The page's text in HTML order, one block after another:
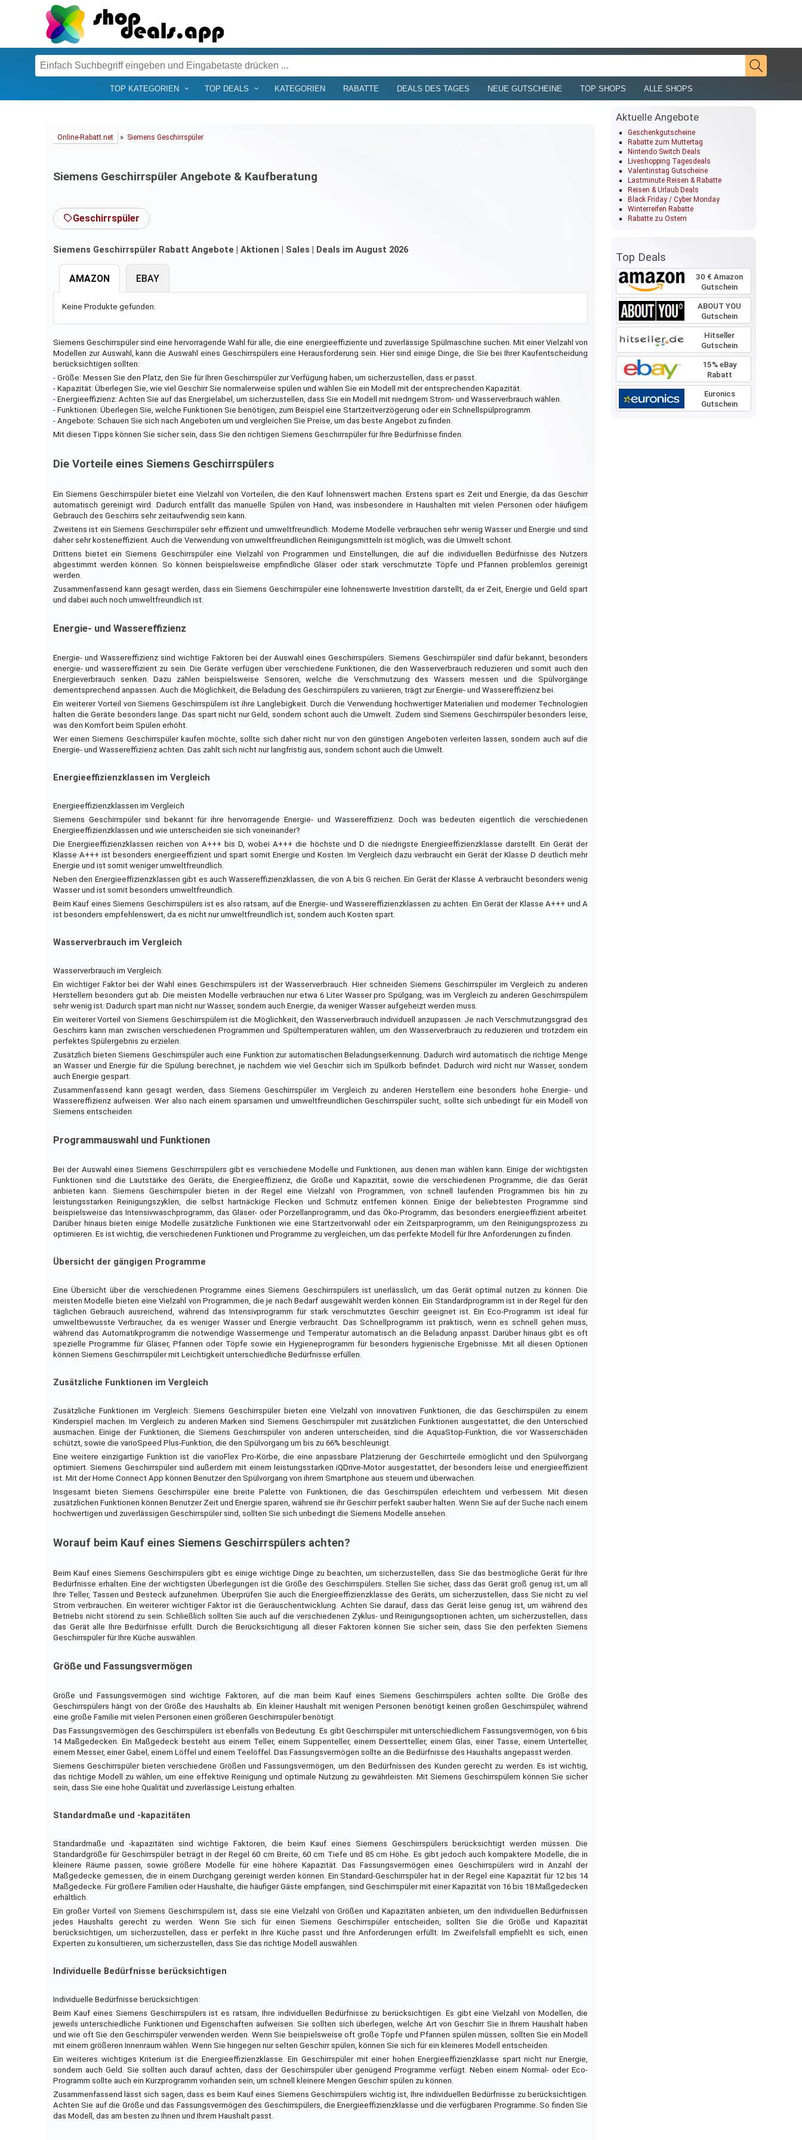
TOP KATEGORIEN TOP DEALS KATEGORIEN RABATTE DEALS DES TAGES NEUE GUTSCHEINE TOP SHOPS ALLE SHOPS
Online-Rabatt.net » Siemens Geschirrspüler
Siemens Geschirrspüler Angebote & Kaufberatung
Geschirrspüler
Siemens Geschirrspüler Rabatt Angebote | Aktionen | Sales | Deals im August 2026
AMAZON
Keine Produkte gefunden.
EBAY
Siemens Geschirrspüler sind eine hervorragende Wahl für alle, die eine energieeffiziente und zuverlässige Spülmaschine suchen. Mit einer Vielzahl von
Modellen zur Auswahl, kann die Auswahl eines Geschirrspülers eine Herausforderung sein. Hier sind einige Dinge, die Sie bei Ihrer Kaufentscheidung
berücksichtigen sollten:
- Größe: Messen Sie den Platz, den Sie für Ihren Geschirrspüler zur Verfügung haben, um sicherzustellen, dass er passt.
- Kapazität: Überlegen Sie, wie viel Geschirr Sie normalerweise spülen und wählen Sie ein Modell mit der entsprechenden Kapazität.
- Energieeffizienz: Achten Sie auf das Energielabel, um sicherzustellen, dass Sie ein Modell mit niedrigem Strom- und Wasserverbrauch wählen.
- Funktionen: Überlegen Sie, welche Funktionen Sie benötigen, zum Beispiel eine Startzeitverzögerung oder ein Schnellspülprogramm.
- Angebote: Schauen Sie sich nach Angeboten um und vergleichen Sie Preise, um das beste Angebot zu finden.
Mit diesen Tipps können Sie sicher sein, dass Sie den richtigen Siemens Geschirrspüler für Ihre Bedürfnisse finden.
Die Vorteile eines Siemens Geschirrspülers
Ein Siemens Geschirrspüler bietet eine Vielzahl von Vorteilen, die den Kauf lohnenswert machen. Erstens spart es Zeit und Energie, da das Geschirr
automatisch gereinigt wird. Dadurch entfällt das manuelle Spülen von Hand, was insbesondere in Haushalten mit vielen Personen oder häufigem
Gebrauch des Geschirrs sehr zeitaufwendig sein kann.
Zweitens ist ein Siemens Geschirrspüler sehr effizient und umweltfreundlich. Moderne Modelle verbrauchen sehr wenig Wasser und Energie und sind
daher sehr kosteneffizient. Auch die Verwendung von umweltfreundlichen Reinigungsmitteln ist möglich, was die Umwelt schont.
Drittens bietet ein Siemens Geschirrspüler eine Vielzahl von Programmen und Einstellungen, die auf die individuellen Bedürfnisse des Nutzers
abgestimmt werden können. So können beispielsweise empfindliche Gläser oder stark verschmutzte Töpfe und Pfannen problemlos gereinigt
werden.
Zusammenfassend kann gesagt werden, dass ein Siemens Geschirrspüler eine lohnenswerte Investition darstellt, da er Zeit, Energie und Geld spart
und dabei auch noch umweltfreundlich ist.
Energie- und Wassereffizienz
Energie- und Wassereffizienz sind wichtige Faktoren bei der Auswahl eines Geschirrspülers. Siemens Geschirrspüler sind dafür bekannt, besonders
energie- und wassereffizient zu sein. Die Geräte verfügen über verschiedene Funktionen, die den Wasserverbrauch reduzieren und somit auch den
Energieverbrauch senken. Dazu zählen beispielsweise Sensoren, welche die Verschmutzung des Wassers messen und die Spülvorgänge
dementsprechend anpassen. Auch die Möglichkeit, die Beladung des Geschirrspülers zu variieren, trägt zur Energie- und Wassereffizienz bei.
Ein weiterer Vorteil von Siemens Geschirrspülern ist ihre Langlebigkeit. Durch die Verwendung hochwertiger Materialien und moderner Technologien
halten die Geräte besonders lange. Das spart nicht nur Geld, sondern schont auch die Umwelt. Zudem sind Siemens Geschirrspüler besonders leise,
was den Komfort beim Spülen erhöht.
Wer einen Siemens Geschirrspüler kaufen möchte, sollte sich daher nicht nur von den günstigen Angeboten verleiten lassen, sondern auch auf die
Energie- und Wassereffizienz achten. Das zahlt sich nicht nur langfristig aus, sondern schont auch die Umwelt.
Energieeffizienzklassen im Vergleich
Energieeffizienzklassen im Vergleich
Siemens Geschirrspüler sind bekannt für ihre hervorragende Energie- und Wassereffizienz. Doch was bedeuten eigentlich die verschiedenen
Energieeffizienzklassen und wie unterscheiden sie sich voneinander?
Die Energieeffizienzklassen reichen von A+++ bis D, wobei A+++ die höchste und D die niedrigste Energieeffizienzklasse darstellt. Ein Gerät der
Klasse A+++ ist besonders energieeffizient und spart somit Energie und Kosten. Im Vergleich dazu verbraucht ein Gerät der Klasse D deutlich mehr
Energie und ist somit weniger umweltfreundlich.
Neben den Energieeffizienzklassen gibt es auch Wassereffizienzklassen, die von A bis G reichen. Ein Gerät der Klasse A verbraucht besonders wenig
Wasser und ist somit besonders umweltfreundlich.
Beim Kauf eines Siemens Geschirrspülers ist es also ratsam, auf die Energie- und Wassereffizienzklassen zu achten. Ein Gerät der Klasse A+++ und A
ist besonders empfehlenswert, da es nicht nur umweltfreundlich ist, sondern auch Kosten spart.
Wasserverbrauch im Vergleich
Wasserverbrauch im Vergleich:
Ein wichtiger Faktor bei der Wahl eines Geschirrspülers ist der Wasserverbrauch. Hier schneiden Siemens Geschirrspüler im Vergleich zu anderen
Herstellern besonders gut ab. Die meisten Modelle verbrauchen nur etwa 6 Liter Wasser pro Spülgang, was im Vergleich zu anderen Geschirrspülern
sehr wenig ist. Dadurch spart man nicht nur Wasser, sondern auch Energie, da weniger Wasser aufgeheizt werden muss.
Ein weiterer Vorteil von Siemens Geschirrspülern ist die Möglichkeit, den Wasserverbrauch individuell anzupassen. Je nach Verschmutzungsgrad des
Geschirrs kann man zwischen verschiedenen Programmen und Spültemperaturen wählen, um den Wasserverbrauch zu reduzieren und trotzdem ein
perfektes Spülergebnis zu erzielen.
Zusätzlich bieten Siemens Geschirrspüler auch eine Funktion zur automatischen Beladungserkennung. Dadurch wird automatisch die richtige Menge
an Wasser und Energie für die Spülung berechnet, je nachdem wie viel Geschirr sich im Spülkorb befindet. Dadurch wird nicht nur Wasser, sondern
auch Energie gespart.
Zusammenfassend kann gesagt werden, dass Siemens Geschirrspüler im Vergleich zu anderen Herstellern eine besonders hohe Energie- und
Wassereffizienz aufweisen. Wer also nach einem sparsamen und umweltfreundlichen Geschirrspüler sucht, sollte sich unbedingt für ein Modell von
Siemens entscheiden.
Programmauswahl und Funktionen
Bei der Auswahl eines Siemens Geschirrspülers gibt es verschiedene Modelle und Funktionen, aus denen man wählen kann. Einige der wichtigsten
Funktionen sind die Lautstärke des Geräts, die Energieeffizienz, die Größe und Kapazität, sowie die verschiedenen Programme, die das Gerät
anbieten kann. Siemens Geschirrspüler bieten in der Regel eine Vielzahl von Programmen, von schnell laufenden Programmen bis hin zu
leistungsstarken Reinigungszyklen, die selbst hartnäckige Flecken und Schmutz entfernen können. Einige der beliebtesten Programme sind
beispielsweise das Intensivwaschprogramm, das Gläser- oder Porzellanprogramm, und das Öko-Programm, das besonders energieeffizient arbeitet.
Darüber hinaus bieten einige Modelle zusätzliche Funktionen wie eine Startzeitvorwahl oder ein Zeitsparprogramm, um den Reinigungsprozess zu
optimieren. Es ist wichtig, die verschiedenen Funktionen und Programme zu vergleichen, um das perfekte Modell für Ihre Anforderungen zu finden.
Übersicht der gängigen Programme
Eine Übersicht über die verschiedenen Programme eines Siemens Geschirrspülers ist unerlässlich, um das Gerät optimal nutzen zu können. Die
meisten Modelle bieten eine Vielzahl von Programmen, die je nach Bedarf ausgewählt werden können. Ein Standardprogramm ist in der Regel für den
täglichen Gebrauch ausreichend, während das Intensivprogramm für stark verschmutztes Geschirr geeignet ist. Ein Eco-Programm ist ideal für
umweltbewusste Verbraucher, da es weniger Wasser und Energie verbraucht. Das Schnellprogramm ist praktisch, wenn es schnell gehen muss,
während das Automatikprogramm die notwendige Wassermenge und Temperatur automatisch an die Beladung anpasst. Darüber hinaus gibt es oft
spezielle Programme für Gläser, Pfannen oder Töpfe sowie ein Hygieneprogramm für besonders hygienische Ergebnisse. Mit all diesen Optionen
können Siemens Geschirrspüler mit Leichtigkeit unterschiedliche Bedürfnisse erfüllen.
Zusätzliche Funktionen im Vergleich
Zusätzliche Funktionen im Vergleich: Siemens Geschirrspüler bieten eine Vielzahl von innovativen Funktionen, die das Geschirrspülen zu einem
Kinderspiel machen. Im Vergleich zu anderen Marken sind Siemens Geschirrspüler mit zusätzlichen Funktionen ausgestattet, die den Unterschied
ausmachen. Einige der Funktionen, die Siemens Geschirrspüler von anderen unterscheiden, sind die AquaStop-Funktion, die vor Wasserschäden
schützt, sowie die varioSpeed Plus-Funktion, die den Spülvorgang um bis zu 66% beschleunigt.
Eine weitere einzigartige Funktion ist die varioFlex Pro-Körbe, die eine anpassbare Platzierung der Geschirrteile ermöglicht und den Spülvorgang
optimiert. Siemens Geschirrspüler sind außerdem mit einem leistungsstarken iQDrive-Motor ausgestattet, der besonders leise und energieeffizient
ist. Mit der Home Connect App können Benutzer den Spülvorgang von ihrem Smartphone aus steuern und überwachen.
Insgesamt bieten Siemens Geschirrspüler eine breite Palette von Funktionen, die das Geschirrspülen erleichtern und verbessern. Mit diesen
zusätzlichen Funktionen können Benutzer Zeit und Energie sparen, während sie ihr Geschirr perfekt sauber halten. Wenn Sie auf der Suche nach einem
hochwertigen und zuverlässigen Geschirrspüler sind, sollten Sie sich unbedingt die Siemens Modelle ansehen.
Worauf beim Kauf eines Siemens Geschirrspülers achten?
Beim Kauf eines Siemens Geschirrspülers gibt es einige wichtige Dinge zu beachten, um sicherzustellen, dass Sie das bestmögliche Gerät für Ihre
Bedürfnisse erhalten. Eine der wichtigsten Überlegungen ist die Größe des Geschirrspülers. Stellen Sie sicher, dass das Gerät groß genug ist, um all
Ihre Teller, Tassen und Besteck aufzunehmen. Überprüfen Sie auch die Energieeffizienzklasse des Geräts, um sicherzustellen, dass Sie nicht zu viel
Strom verbrauchen. Ein weiterer wichtiger Faktor ist die Geräuschentwicklung. Achten Sie darauf, dass das Gerät leise genug ist, um während des
Betriebs nicht störend zu sein. Schließlich sollten Sie auch auf die verschiedenen Zyklus- und Reinigungsoptionen achten, um sicherzustellen, dass
das Gerät alle Ihre Bedürfnisse erfüllt. Durch die Berücksichtigung all dieser Faktoren können Sie sicher sein, dass Sie den perfekten Siemens
Geschirrspüler für Ihre Küche auswählen.
Größe und Fassungsvermögen
Größe und Fassungsvermögen sind wichtige Faktoren, auf die man beim Kauf eines Siemens Geschirrspülers achten sollte. Die Größe des
Geschirrspülers hängt von der Größe des Haushalts ab. Ein kleiner Haushalt mit wenigen Personen benötigt keinen großen Geschirrspüler, während
eine große Familie mit vielen Personen einen größeren Geschirrspüler benötigt.
Das Fassungsvermögen des Geschirrspülers ist ebenfalls von Bedeutung. Es gibt Geschirrspüler mit unterschiedlichem Fassungsvermögen, von 6 bis
14 Maßgedecken. Ein Maßgedeck besteht aus einem Teller, einem Suppenteller, einem Dessertteller, einem Glas, einer Tasse, einem Unterteller,
einem Messer, einer Gabel, einem Löffel und einem Teelöffel. Das Fassungsvermögen sollte an die Bedürfnisse des Haushalts angepasst werden.
Siemens Geschirrspüler bieten verschiedene Größen und Fassungsvermögen, um den Bedürfnissen des Kunden gerecht zu werden. Es ist wichtig,
das richtige Modell zu wählen, um eine effektive Reinigung und optimale Nutzung zu gewährleisten. Mit Siemens Geschirrspülern können Sie sicher
sein, dass Sie eine hohe Qualität und zuverlässige Leistung erhalten.
Standardmaße und -kapazitäten
Standardmaße und -kapazitäten sind wichtige Faktoren, die beim Kauf eines Siemens Geschirrspülers berücksichtigt werden müssen. Die
Standardgröße für Geschirrspüler beträgt in der Regel 60 cm Breite, 60 cm Tiefe und 85 cm Höhe. Es gibt jedoch auch kompaktere Modelle, die in
kleinere Räume passen, sowie größere Modelle für eine höhere Kapazität. Das Fassungsvermögen eines Geschirrspülers wird in Anzahl der
Maßgedecke gemessen, die in einem Durchgang gereinigt werden können. Ein Standard-Geschirrspüler hat in der Regel eine Kapazität für 12 bis 14
Maßgedecke. Für größere Familien oder Haushalte, die häufiger Gäste empfangen, sind Geschirrspüler mit einer Kapazität von 16 bis 18 Maßgedecken
erhältlich.
Ein großer Vorteil von Siemens Geschirrspülern ist, dass sie eine Vielzahl von Größen und Kapazitäten anbieten, um den individuellen Bedürfnissen
jedes Haushalts gerecht zu werden. Wenn Sie sich für einen Siemens Geschirrspüler entscheiden, sollten Sie die Größe und Kapazität
berücksichtigen, um sicherzustellen, dass er perfekt in Ihre Küche passt und Ihre Anforderungen erfüllt. Im Zweifelsfall empfiehlt es sich, einen
Experten zu konsultieren, um sicherzustellen, dass Sie das richtige Modell auswählen.
Individuelle Bedürfnisse berücksichtigen
Individuelle Bedürfnisse berücksichtigen:
Beim Kauf eines Siemens Geschirrspülers ist es ratsam, Ihre individuellen Bedürfnisse zu berücksichtigen. Es gibt eine Vielzahl von Modellen, die
jeweils unterschiedliche Funktionen und Eigenschaften aufweisen. Sie sollten sich überlegen, welche Art von Geschirr Sie in Ihrem Haushalt haben
und wie oft Sie den Geschirrspüler verwenden werden. Wenn Sie beispielsweise oft große Töpfe und Pfannen spülen müssen, sollten Sie ein Modell
mit einem größeren Innenraum wählen. Wenn Sie hingegen nur selten Geschirr spülen, können Sie sich für ein kleineres Modell entscheiden.
Ein weiteres wichtiges Kriterium ist die Energieeffizienzklasse. Ein Geschirrspüler mit einer hohen Energieeffizienzklasse spart nicht nur Energie,
sondern auch Geld. Sie sollten auch darauf achten, dass der Geschirrspüler über genügend Programme verfügt. Neben einem Normal- oder Eco-
Programm sollte auch ein Kurzprogramm vorhanden sein, um schnell kleinere Mengen Geschirr spülen zu können.
Zusammenfassend lässt sich sagen, dass es beim Kauf eines Siemens Geschirrspülers wichtig ist, Ihre individuellen Bedürfnisse zu berücksichtigen.
Achten Sie auf die Größe und das Fassungsvermögen des Geschirrspülers, die Energieeffizienzklasse und die verfügbaren Programme. So finden Sie
das Modell, das am besten zu Ihnen und Ihrem Haushalt passt.
Aktuelle Angebote
Geschenkgutscheine
Rabatte zum Muttertag
Nintendo Switch Deals
Liveshopping Tagesdeals
Valentinstag Gutscheine
Lastminute Reisen & Rabatte
Reisen & Urlaub Deals
Black Friday / Cyber Monday
Winterreifen Rabatte
Rabatte zu Ostern
Top Deals
30 € Amazon
Gutschein
ABOUT YOU
Gutschein
Hitseller
Gutschein
15% eBay
Rabatt
Euronics
Gutschein